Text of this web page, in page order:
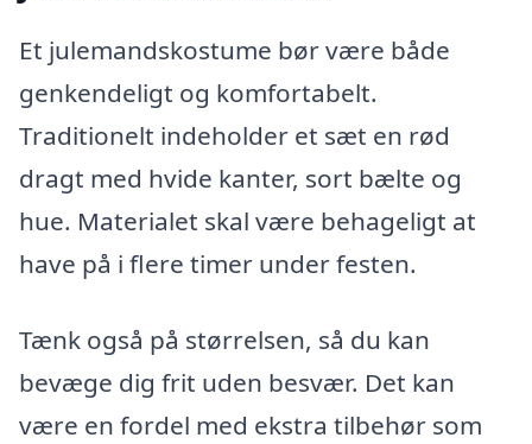
Et julemandskostume bør være både
genkendeligt og komfortabelt.
Traditionelt indeholder et sæt en rød
dragt med hvide kanter, sort bælte og
hue. Materialet skal være behageligt at
have på i flere timer under festen.
Tænk også på størrelsen, så du kan
bevæge dig frit uden besvær. Det kan
være en fordel med ekstra tilbehør som